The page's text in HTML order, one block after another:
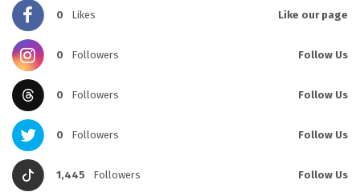
0 Likes Like our page
0 Followers Follow Us
0 Followers Follow Us
0 Followers Follow Us
1,445 Followers Follow Us